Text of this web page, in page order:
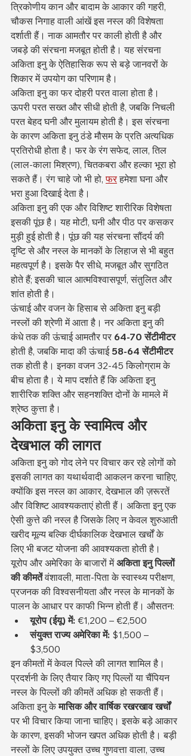
त्रिकोणीय कान और बादाम के आकार की गहरी,
चौकस निगाह वाली आंखें इस नस्ल की विशेषता
दर्शाती हैं। नाक आमतौर पर काली होती है और
जबड़े की संरचना मजबूत होती है। यह संरचना
अकिता इनु के ऐतिहासिक रूप से बड़े जानवरों के
शिकार में उपयोग का परिणाम है।
अकिता इनु का फर दोहरी परत वाला होता है।
ऊपरी परत सख्त और सीधी होती है, जबकि निचली
परत बेहद घनी और मुलायम होती है। इस संरचना
के कारण अकिता इनु ठंडे मौसम के प्रति अत्यधिक
प्रतिरोधी होता है। फर के रंग सफेद, लाल, तिल
(लाल-काला मिश्रण), चितकबरा और हल्का भूरा हो
सकते हैं। रंग चाहे जो भी हो, फर हमेशा घना और
भरा हुआ दिखाई देता है।
अकिता इनु की एक और विशिष्ट शारीरिक विशेषता
इसकी पूंछ है। यह मोटी, घनी और पीठ पर कसकर
मुड़ी हुई होती है। पूंछ की यह संरचना सौंदर्य की
दृष्टि से और नस्ल के मानकों के लिहाज से भी बहुत
महत्वपूर्ण है। इसके पैर सीधे, मजबूत और सुगठित
होते हैं; इसकी चाल आत्मविश्वासपूर्ण, संतुलित और
शांत होती है।
ऊंचाई और वजन के हिसाब से अकिता इनु बड़ी
नस्लों की श्रेणी में आता है। नर अकिता इनु की
कंधे तक की ऊंचाई आमतौर पर 64-70 सेंटीमीटर
होती है, जबकि मादा की ऊंचाई 58-64 सेंटीमीटर
तक होती है। इनका वजन 32-45 किलोग्राम के
बीच होता है। ये माप दर्शाते हैं कि अकिता इनु
शारीरिक शक्ति और सहनशक्ति दोनों के मामले में
श्रेष्ठ कुत्ता है।
अकिता इनु के स्वामित्व और
देखभाल की लागत
अकिता इनु को गोद लेने पर विचार कर रहे लोगों को
इसकी लागत का यथार्थवादी आकलन करना चाहिए,
क्योंकि इस नस्ल का आकार, देखभाल की ज़रूरतें
और विशिष्ट आवश्यकताएं होती हैं। अकिता इनु एक
ऐसी कुत्ते की नस्ल है जिसके लिए न केवल शुरुआती
खरीद मूल्य बल्कि दीर्घकालिक देखभाल खर्चों के
लिए भी बजट योजना की आवश्यकता होती है।
यूरोप और अमेरिका के बाजारों में अकिता इनु पिल्लों
की कीमतें वंशावली, माता-पिता के स्वास्थ्य परीक्षण,
प्रजनक की विश्वसनीयता और नस्ल के मानकों के
पालन के आधार पर काफी भिन्न होती हैं। औसतन:
यूरोप (ईयू) में: €1,200 – €2,500
संयुक्त राज्य अमेरिका में: $1,500 –
$3,500
इन कीमतों में केवल पिल्ले की लागत शामिल है।
प्रदर्शनी के लिए तैयार किए गए पिल्लों या चैंपियन
नस्ल के पिल्लों की कीमतें अधिक हो सकती हैं।
अकिता इनु के मासिक और वार्षिक रखरखाव खर्चों
पर भी विचार किया जाना चाहिए। इसके बड़े आकार
के कारण, इसकी भोजन खपत अधिक होती है। बड़ी
नस्लों के लिए उपयुक्त उच्च गुणवत्ता वाला, उच्च